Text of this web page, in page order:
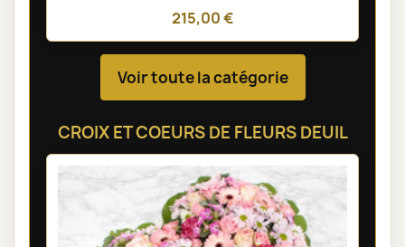
215,00 €
Voir toute la catégorie
CROIX ET COEURS DE FLEURS DEUIL